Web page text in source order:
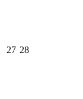
27 28